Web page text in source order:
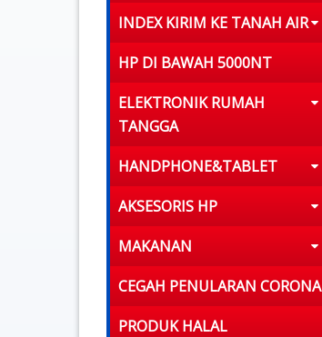
INDEX KIRIM KE TANAH AIR
HP DI BAWAH 5000NT
ELEKTRONIK RUMAH
TANGGA
HANDPHONE&TABLET
AKSESORIS HP
MAKANAN
CEGAH PENULARAN CORONA
PRODUK HALAL